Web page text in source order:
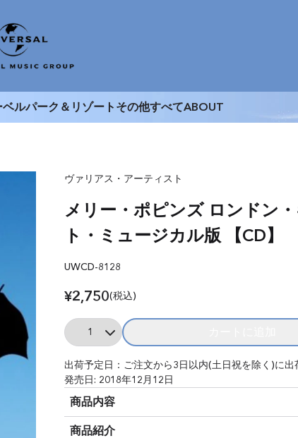
ルパーク＆リゾート その他すべてABOUT
ヴァリアス・アーティスト
メリー・ポピンズ ロンドン
ト・ミュージカル版 【CD】
UWCD-8128
¥2,750(税込)
Quantity
Add メリ
出荷予定日：ご注文から3日以内(土日祝を除く)に出
発売日: 2018年12月12日
商品内容
商品紹介